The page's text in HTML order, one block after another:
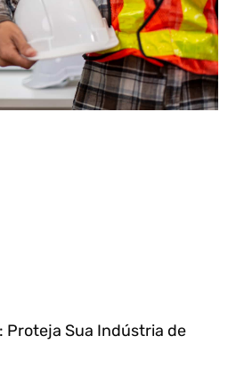
Proteja Sua Indústria de